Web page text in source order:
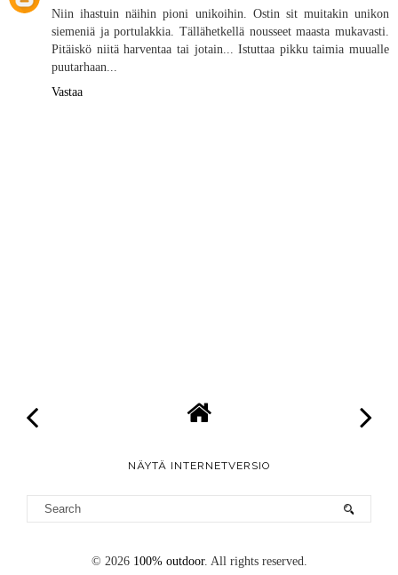
Niin ihastuin näihin pioni unikoihin. Ostin sit muitakin unikon
siemeniä ja portulakkia. Tällähetkellä nousseet maasta mukavasti.
Pitäiskö niitä harventaa tai jotain... Istuttaa pikku taimia muualle
puutarhaan...
Vastaa
NÄYTÄ INTERNETVERSIO
© 2026 100% outdoor. All rights reserved.